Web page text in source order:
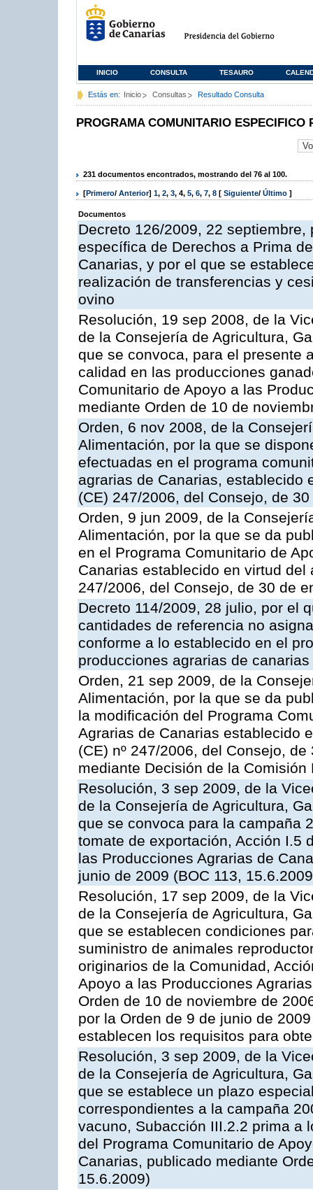
INICIO CONSULTA TESAURO
Estás en: Inicio Consultas Resultado Consulta
PROGRAMA COMUNITARIO ESPECIFICO
231 documentos encontrados, mostrando del 76 al 100.
[Primero/ Anterior] 1, 2, 3, 4, 5, 6, 7, 8 [ Siguiente/ Último ]
Documentos
Decreto 126/2009, 22
específica de Derechos a Prima
Canarias, y por el que se
realización de transferencias y
ovino
Resolución, 19 sep 2008, de la
de la Consejería de Agricultura,
que se convoca, para el presente
calidad en las producciones
Comunitario de Apoyo a las
mediante Orden de 10 de
Orden, 6 nov 2008, de la
Alimentación, por la que se
efectuadas en el programa
agrarias de Canarias, establecido
(CE) 247/2006, del Consejo, de
Orden, 9 jun 2009, de la
Alimentación, por la que se da
en el Programa Comunitario de
Canarias establecido en virtud
247/2006, del Consejo, de 30 de
Decreto 114/2009, 28 julio, por el
cantidades de referencia no
conforme a lo establecido en el
producciones agrarias de canarias
Orden, 21 sep 2009, de la
Alimentación, por la que se da
la modificación del Programa
Agrarias de Canarias establecido
(CE) nº 247/2006, del Consejo,
mediante Decisión de la
Resolución, 3 sep 2009, de la
de la Consejería de Agricultura,
que se convoca para la campaña
tomate de exportación, Acción I.5
las Producciones Agrarias de
junio de 2009 (BOC 113,
Resolución, 17 sep 2009, de la
de la Consejería de Agricultura,
que se establecen condiciones
suministro de animales
originarios de la Comunidad,
Apoyo a las Producciones
Orden de 10 de noviembre de
por la Orden de 9 de junio de
establecen los requisitos para
Resolución, 3 sep 2009, de la
de la Consejería de Agricultura,
que se establece un plazo
correspondientes a la campaña
vacuno, Subacción III.2.2 prima a
del Programa Comunitario de
Canarias, publicado mediante
15.6.2009)